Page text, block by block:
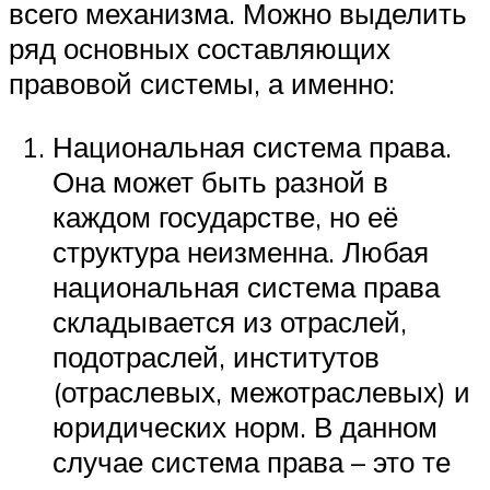
всего механизма. Можно выделить
ряд основных составляющих
правовой системы, а именно:
Национальная система права.
Она может быть разной в
каждом государстве, но её
структура неизменна. Любая
национальная система права
складывается из отраслей,
подотраслей, институтов
(отраслевых, межотраслевых) и
юридических норм. В данном
случае система права – это те